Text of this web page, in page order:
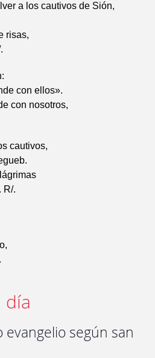
a los cautivos de Sión,
risas,
con ellos».
con nosotros,
cautivos,
R/.
día
según san